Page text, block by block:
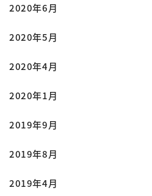
2020年6月
2020年5月
2020年4月
2020年1月
2019年9月
2019年8月
2019年4月